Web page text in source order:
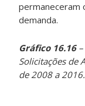
permaneceram
demanda.
Gráfico 16.16–
Solicitações de
de 2008 a 2016.